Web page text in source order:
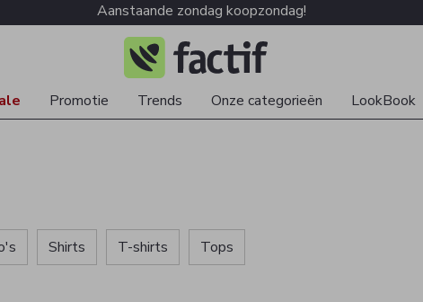
Aanstaande zondag koopzondag!
Promotie Trends Onze categorieën LookBook
Shirts T-shirts Tops